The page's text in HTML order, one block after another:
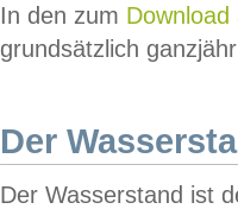
In den zum Download
grundsätzlich
Der
Der Wasserstand ist